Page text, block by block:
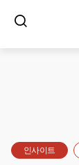
인사이트